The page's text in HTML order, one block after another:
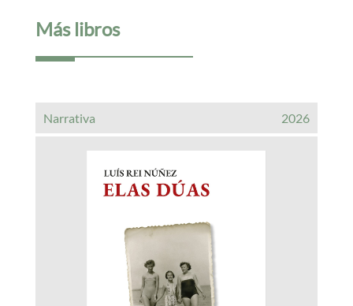
Más libros
Narrativa 2026